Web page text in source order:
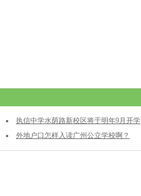
执信中学水荫路新校区将于明年9月开学
外地户口怎样入读广州公立学校啊？